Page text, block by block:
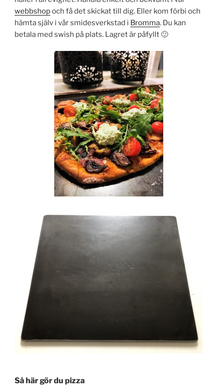
webbshopoch få det skickat till dig. Eller kom förbi och
hämta själv i vår smidesverkstad i Bromma. Du kan
betala med swish på plats. Lagret är påfyllt 🙂
Så här gör du pizza